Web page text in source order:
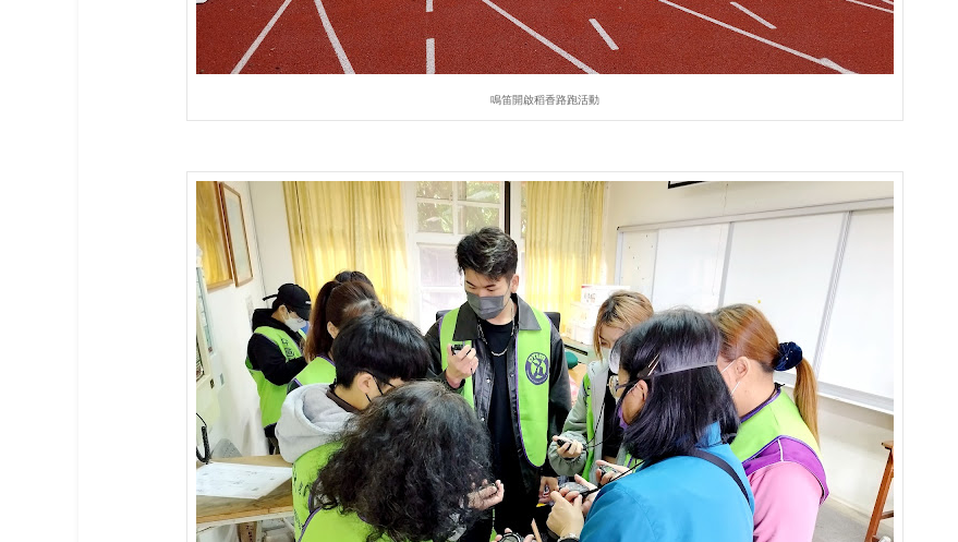
鳴笛開啟稻香路跑活動